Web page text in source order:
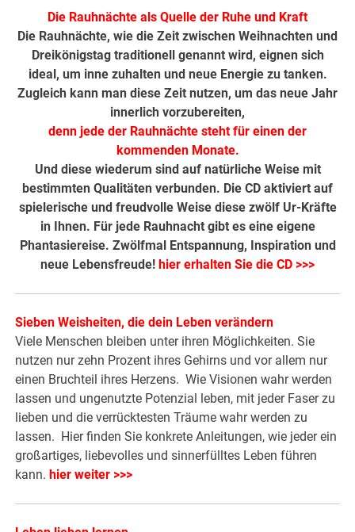
Die Rauhnächte als Quelle der Ruhe und Kraft
Die Rauhnächte, wie die Zeit zwischen Weihnachten und
Dreikönigstag traditionell genannt wird, eignen sich
ideal, um inne zuhalten und neue Energie zu tanken.
Zugleich kann man diese Zeit nutzen, um das neue Jahr
innerlich vorzubereiten,
denn jede der Rauhnächte steht für einen der
kommenden Monate.
Und diese wiederum sind auf natürliche Weise mit
bestimmten Qualitäten verbunden. Die CD aktiviert auf
spielerische und freudvolle Weise diese zwölf Ur-Kräfte
in Ihnen. Für jede Rauhnacht gibt es eine eigene
Phantasiereise. Zwölfmal Entspannung, Inspiration und
neue Lebensfreude! hier erhalten Sie die CD >>>
Sieben Weisheiten, die dein Leben verändern
Viele Menschen bleiben unter ihren Möglichkeiten. Sie
nutzen nur zehn Prozent ihres Gehirns und vor allem nur
einen Bruchteil ihres Herzens. Wie Visionen wahr werden
lassen und ungenutzte Potenzial leben, mit jeder Faser zu
lieben und die verrücktesten Träume wahr werden zu
lassen. Hier finden Sie konkrete Anleitungen, wie jeder ein
großartiges, liebevolles und sinnerfülltes Leben führen
kann. hier weiter >>>